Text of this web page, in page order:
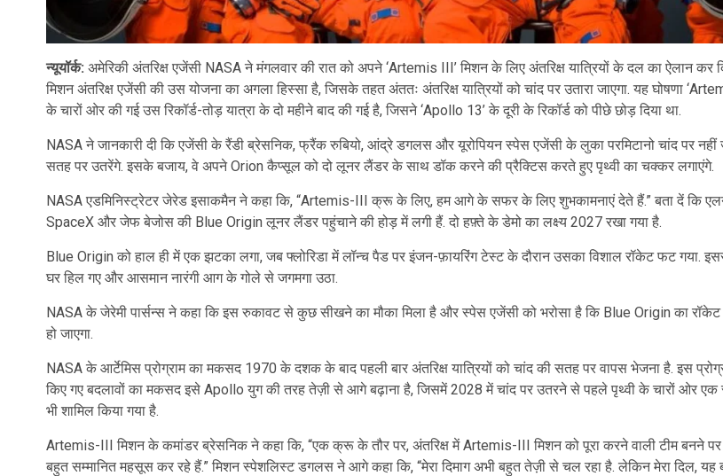
न्यूयॉर्क: अमेरिकी अंतरिक्ष एजेंसी NASA ने मंगलवार की रात को अपने ‘Artemis III’ मिशन के लिए अंतरिक्ष यात्रियों के दल का ऐलान कर
मिशन अंतरिक्ष एजेंसी की उस योजना का अगला हिस्सा है, जिसके तहत अंततः अंतरिक्ष यात्रियों को चांद पर उतारा जाएगा. यह घोषणा
के चारों ओर की गई उस रिकॉर्ड-तोड़ यात्रा के दो महीने बाद की गई है, जिसने ‘Apollo 13’ के दूरी के रिकॉर्ड को पीछे छोड़ दिया था.
NASA ने जानकारी दी कि एजेंसी के रैंडी ब्रेसनिक, फ्रैंक रुबियो, आंद्रे डगलस और यूरोपियन स्पेस एजेंसी के लुका परमिटानो चांद पर नहीं
सतह पर उतरेंगे. इसके बजाय, वे अपने Orion कैप्सूल को दो लूनर लैंडर के साथ डॉक करने की प्रैक्टिस करते हुए पृथ्वी का चक्कर लगाएंगे.
NASA एडमिनिस्ट्रेटर जेरेड इसाकमैन ने कहा कि, “Artemis-III क्रू के लिए, हम आगे के सफर के लिए शुभकामनाएं देते हैं.” बता दें कि
SpaceX और जेफ बेजोस की Blue Origin लूनर लैंडर पहुंचाने की होड़ में लगी हैं. दो हफ़्ते के डेमो का लक्ष्य 2027 रखा गया है.
Blue Origin को हाल ही में एक झटका लगा, जब फ्लोरिडा में लॉन्च पैड पर इंजन-फ़ायरिंग टेस्ट के दौरान उसका विशाल रॉकेट फट गया.
घर हिल गए और आसमान नारंगी आग के गोले से जगमगा उठा.
NASA के जेरेमी पार्सन्स ने कहा कि इस रुकावट से कुछ सीखने का मौका मिला है और स्पेस एजेंसी को भरोसा है कि Blue Origin का
हो जाएगा.
NASA के आर्टेमिस प्रोग्राम का मकसद 1970 के दशक के बाद पहली बार अंतरिक्ष यात्रियों को चांद की सतह पर वापस भेजना है. इस
किए गए बदलावों का मकसद इसे Apollo युग की तरह तेज़ी से आगे बढ़ाना है, जिसमें 2028 में चांद पर उतरने से पहले पृथ्वी के चारों ओर एक
भी शामिल किया गया है.
Artemis-III मिशन के कमांडर ब्रेसनिक ने कहा कि, “एक क्रू के तौर पर, अंतरिक्ष में Artemis-III मिशन को पूरा करने वाली टीम बनने
बहुत सम्मानित महसूस कर रहे हैं.” मिशन स्पेशलिस्ट डगलस ने आगे कहा कि, “मेरा दिमाग अभी बहुत तेज़ी से चल रहा है. लेकिन मेरा दिल, यह